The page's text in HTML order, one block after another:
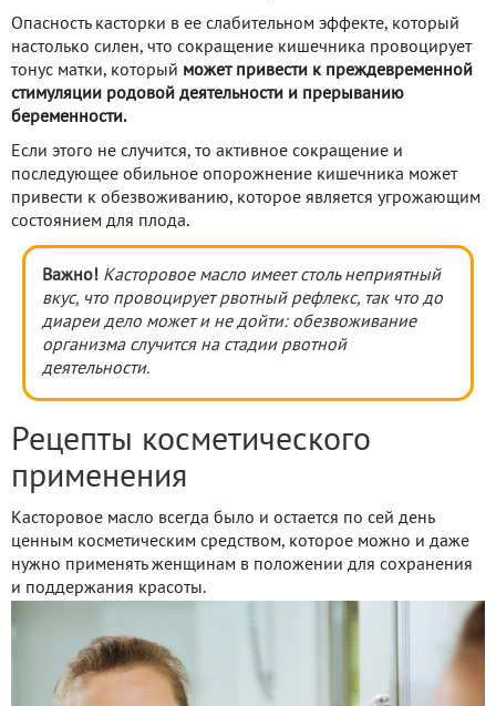
Опасность касторки в ее слабительном эффекте, который
настолько силен, что сокращение кишечника провоцирует
тонус матки, который может привести к преждевременной
стимуляции родовой деятельности и прерыванию
беременности.
Если этого не случится, то активное сокращение и
последующее обильное опорожнение кишечника может
привести к обезвоживанию, которое является угрожающим
состоянием для плода.
Важно! Касторовое масло имеет столь неприятный
вкус, что провоцирует рвотный рефлекс, так что до
диареи дело может и не дойти: обезвоживание
организма случится на стадии рвотной
деятельности.
Рецепты косметического
применения
Касторовое масло всегда было и остается по сей день
ценным косметическим средством, которое можно и даже
нужно применять женщинам в положении для сохранения
и поддержания красоты.